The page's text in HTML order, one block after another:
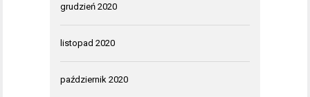
grudzień 2020
listopad 2020
październik 2020